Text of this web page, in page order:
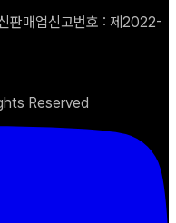
판매업신고번호 : 제2022-
Reserved